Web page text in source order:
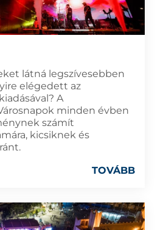
látná legszívesebben
elégedett az
A
minden évben
számít
kicsiknek és
TOVÁBB